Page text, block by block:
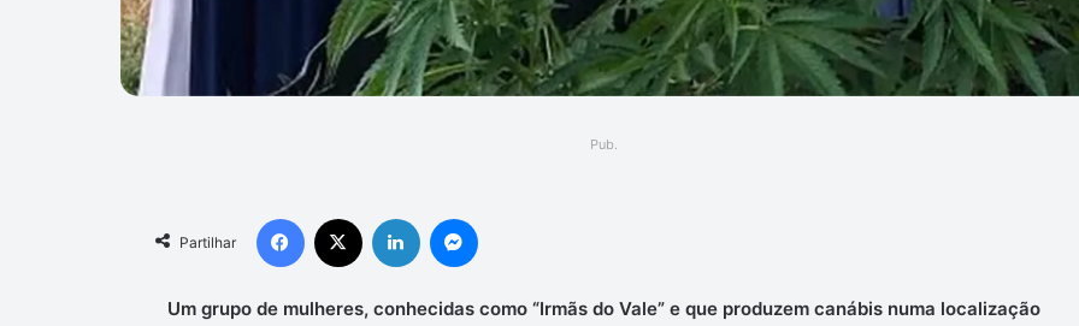
Pub.
Partilhar
Facebook Linkedin
Um grupo de mulheres, conhecidas como “Irmãs do Vale” e que produzem canábis numa localização